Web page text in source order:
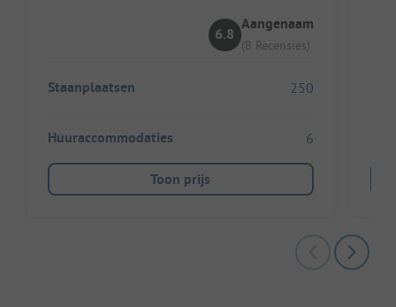
6.8
Aangenaam
(8 Recensies)
Staanplaatsen 250
Huuraccommodaties 6
Toon prijs